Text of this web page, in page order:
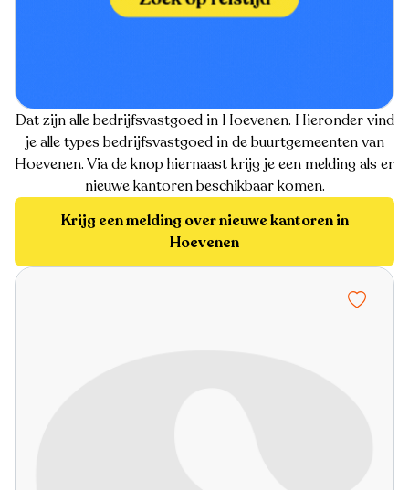
Dat zijn alle bedrijfsvastgoed in Hoevenen. Hieronder vind
je alle types bedrijfsvastgoed in de buurtgemeenten van
Hoevenen. Via de knop hiernaast krijg je een melding als er
nieuwe kantoren beschikbaar komen.
Krijg een melding over nieuwe kantoren in
Hoevenen